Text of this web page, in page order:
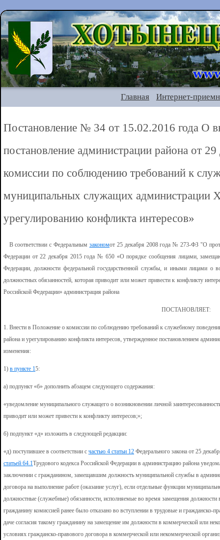
Главная Интернет-
Постановление № 34 от 15.02.2016 года О
постановление администрации района от
комиссии по соблюдению требований к
муниципальных служащих администрации
урегулированию конфликта интересов»
В соответствии с Федеральным закономот 25 декабря 2008 года № 273-ФЗ "О
Федерации от 22 декабря 2015 года № 650 «О порядке сообщения лицами,
Федерации, должности федеральной государственной службы, и иными лицами о
должностных обязанностей, которая приводит или может привести к конфликту
Российской Федерации» администрация района
ПОСТАНОВЛЯЕТ:
1. Внести в Положение о комиссии по соблюдению требований к служебному
района и урегулированию конфликта интересов, утвержденное постановлением
изменения:
1) в пункте 15:
а) подпункт «б» дополнить абзацем следующего содержания:
«уведомление муниципального служащего о возникновении личной
приводит или может привести к конфликту интересов;»;
б) подпункт «д» изложить в следующей редакции:
«д) поступившее в соответствии с частью 4 статьи 12 Федерального закона от 25
статьей 64.1Трудового кодекса Российской Федерации в администрацию района
заключении с гражданином, замещавшим должность муниципальной службы в
договора на выполнение работ (оказание услуг), если отдельные функции
должностные (служебные) обязанности, исполняемые во время замещения должности
гражданину комиссией ранее было отказано во вступлении в трудовые и гражданско-
даче согласия такому гражданину на замещение им должности в коммерческой или
условиях гражданско-правового договора в коммерческой или некоммерческой